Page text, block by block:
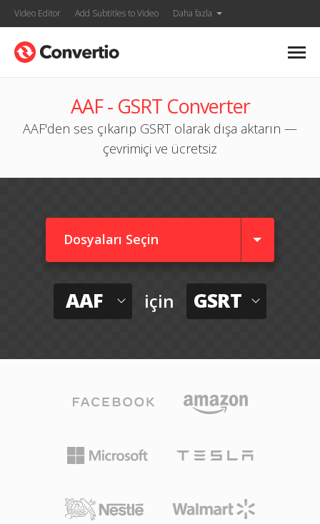
Video Editor Add Subtitles to Video Daha fazla
AAF - GSRT Converter
AAF'den ses çıkarıp GSRT olarak dışa aktarın —
çevrimiçi ve ücretsiz
Dosyaları Seçin
AAF için GSRT